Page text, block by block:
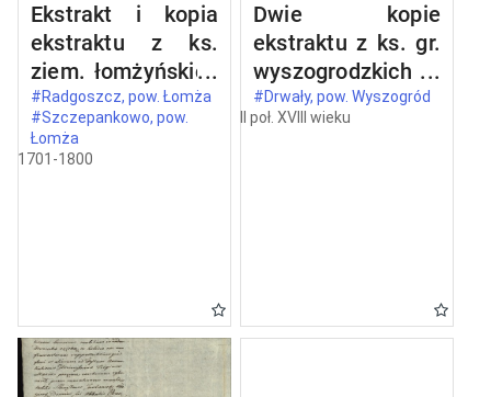
Ekstrakt i kopia
ekstraktu z ks.
ziem. łomżyńskich
wizji granic z 1524
roku między
dobrami opata
szlacheckimi
Radgoszcz
#Radgoszcz, pow. Łomża
#Szczepankowo, pow.
Łomża
1701-1800
Dwie kopie
ekstraktu z ks. gr.
wyszogrodzkich
oblaty z 1731 roku
dokumentu, w
przywilej
#Drwały, pow. Wyszogród
II poł. XVIII wieku